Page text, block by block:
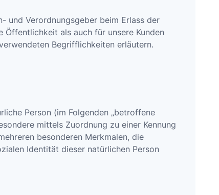
und Verordnungsgeber beim Erlass der
als auch für unsere Kunden
Begrifflichkeiten erläutern.
Person (im Folgenden „betroffene
mittels Zuordnung zu einer Kennung
besonderen Merkmalen, die
Identität dieser natürlichen Person